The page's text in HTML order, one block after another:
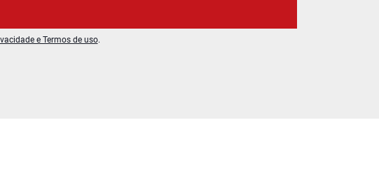
e Termos de uso.